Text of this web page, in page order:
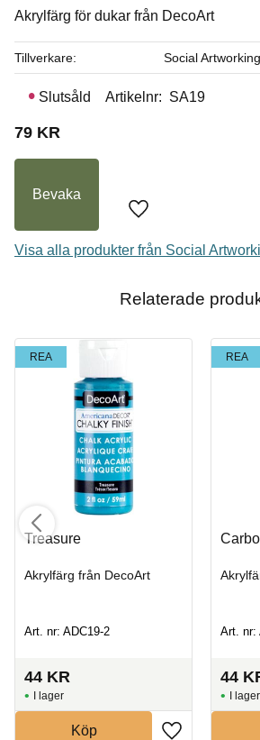
Akrylfärg för dukar från DecoArt
79 KR
Lägg till i favoriter
Bevaka
Slutsåld Artikelnr SA19
Tillverkare Social Artworking
Visa alla produkter från Social
Relaterade
REA
Treasure
Akrylfärg från DecoArt
Art. nr: ADC19-2
44 KR
I lager
Köp
REA
Art. nr:
44
I lager